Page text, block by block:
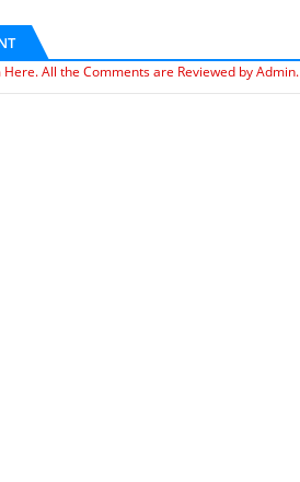
All the Comments are Reviewed by Admin.